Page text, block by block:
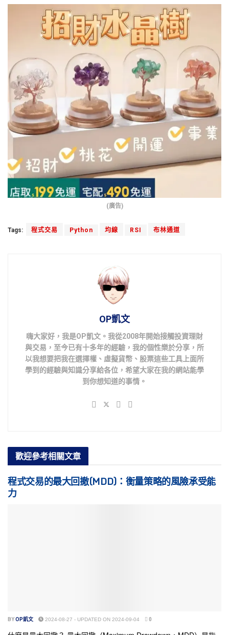
(廣告)
Tags: 程式交易 Python 均線 RSI 布林通道
OP凱文
嗨大家好，我是OP凱文。我從2008年開始接觸投資理財
與交易，至今已有十多年的經驗，我的個性樂於分享，所
以我想要把我在選擇權、虛擬貨幣、股票這些工具上面所
學到的經驗與知識分享給各位，希望大家在我的網站能學
到你想知道的事情。
歡迎參考相關文章
程式交易的最大回撤(MDD)：衡量策略的風險承受能
力
BYOP凱文 2024-08-27 - UPDATED ON 2024-09-04 0